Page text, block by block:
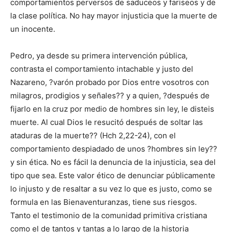
comportamientos perversos de saduceos y fariseos y de
la clase política. No hay mayor injusticia que la muerte de
un inocente.
Pedro, ya desde su primera intervención pública,
contrasta el comportamiento intachable y justo del
Nazareno, ?varón probado por Dios entre vosotros con
milagros, prodigios y señales?? y a quien, ?después de
fijarlo en la cruz por medio de hombres sin ley, le disteis
muerte. Al cual Dios le resucitó después de soltar las
ataduras de la muerte?? (Hch 2,22-24), con el
comportamiento despiadado de unos ?hombres sin ley??
y sin ética. No es fácil la denuncia de la injusticia, sea del
tipo que sea. Este valor ético de denunciar públicamente
lo injusto y de resaltar a su vez lo que es justo, como se
formula en las Bienaventuranzas, tiene sus riesgos.
Tanto el testimonio de la comunidad primitiva cristiana
como el de tantos y tantas a lo largo de la historia